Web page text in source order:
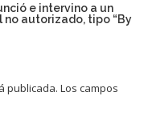
e intervino a un
autorizado, tipo “By
publicada. Los campos